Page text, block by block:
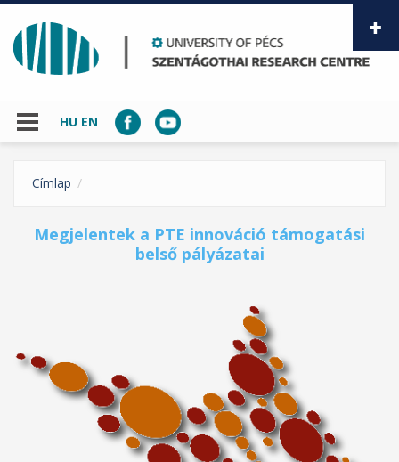
Skip to main content
HU EN
Címlap
Megjelentek a PTE innováció támogatási
belső pályázatai